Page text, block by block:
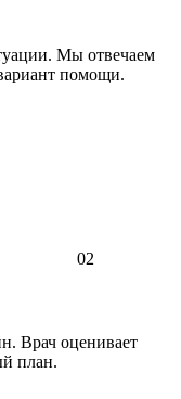
Мы отвечаем
помощи.
02
Врач оценивает
план.